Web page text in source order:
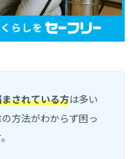
されている方は多い
方法がわからず困っ